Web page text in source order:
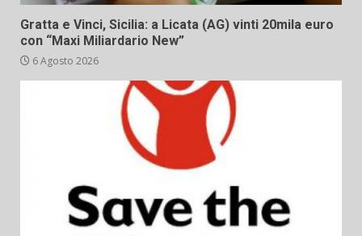
Gratta e Vinci, Sicilia: a Licata (AG) vinti 20mila euro
con “Maxi Miliardario New”
6 Agosto 2026